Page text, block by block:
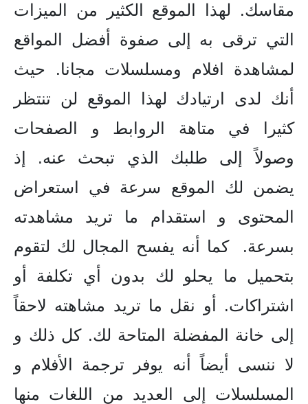
مقاسك. لهذا الموقع الكثير من الميزات
التي ترقى به إلى صفوة أفضل المواقع
لمشاهدة افلام ومسلسلات مجانا. حيث
أنك لدى ارتيادك لهذا الموقع لن تنتظر
كثيرا في متاهة الروابط و الصفحات
وصولاً إلى طلبك الذي تبحث عنه. إذ
يضمن لك الموقع سرعة في استعراض
المحتوى و استقدام ما تريد مشاهدته
بسرعة. كما أنه يفسح المجال لك لتقوم
بتحميل ما يحلو لك بدون أي تكلفة أو
اشتراكات. أو نقل ما تريد مشاهته لاحقاً
إلى خانة المفضلة المتاحة لك. كل ذلك و
لا ننسى أيضاً أنه يوفر ترجمة الأفلام و
المسلسلات إلى العديد من اللغات منها